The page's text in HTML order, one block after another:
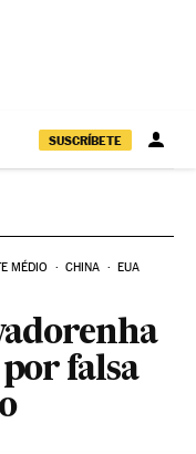
SUSCRÍBETE
MÉDIO CHINA EUA
falsa